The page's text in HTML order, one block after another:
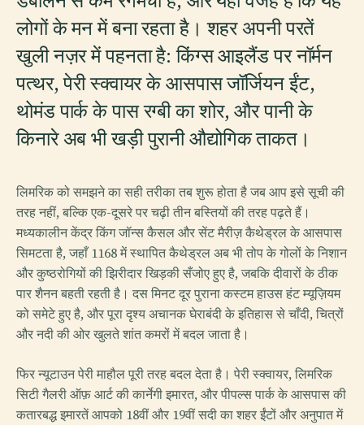
लोगों के मन में बना रहता है। शहर अपनी परतें
खुली नज़र में पहनता है: किंग्स आइलैंड पर नॉर्मन
पत्थर, पेरी स्क्वायर के आसपास जॉर्जियन ईंट,
थोमंड पार्क के पास रग्बी का शोर, और पानी के
किनारे अब भी खड़ी पुरानी औद्योगिक ताकत।
लिमरिक को समझने का सही तरीका तब शुरू होता है जब आप इसे सूची की
तरह नहीं, बल्कि एक-दूसरे पर चढ़ी तीन बस्तियों की तरह पढ़ते हैं।
मध्यकालीन केंद्र किंग जॉन्स कैसल और सेंट मैरीज़ कैथेड्रल के आसपास
सिमटता है, जहाँ 1168 में स्थापित कैथेड्रल अब भी तोप के गोलों के निशान
और कुष्ठरोगियों की झिरीदार खिड़की सँजोए हुए है, जबकि दीवारों के ठीक
पार शैनन बहती रहती है। दस मिनट दूर पुराना कस्टम हाउस हंट म्यूज़ियम
को समेटे हुए है, और पूरा दृश्य अचानक घेराबंदी के इतिहास से चाँदी, चित्रों
और नदी की ओर खुलते शांत कमरों में बदल जाता है।
फिर न्यूटाउन पेरी माहौल पूरी तरह बदल देता है। पेरी स्क्वायर, लिमरिक
सिटी गैलरी ऑफ़ आर्ट की कार्नेगी इमारत, और पीपल्स पार्क के आसपास की
कतारबद्ध इमारतें आपको 18वीं और 19वीं सदी का शहर ईंटों और अनुपात में